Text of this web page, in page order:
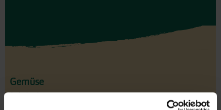
Gemüse
Artischocke
Petersilienwurzel